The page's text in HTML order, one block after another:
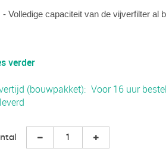
- Volledige capaciteit van de vijverfilter al
verder
(bouwpakket) Voor 16 uur